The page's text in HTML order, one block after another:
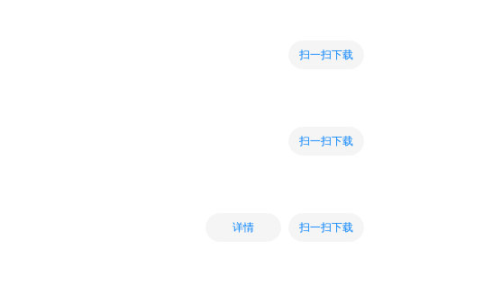
扫一扫下载
扫一扫下载
详情 扫一扫下载